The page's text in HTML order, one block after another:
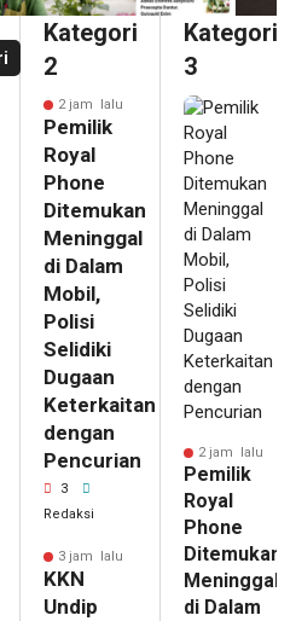
Kategori
2
2 jam lalu
Pemilik
Royal
Phone
Ditemukan
Meninggal
di Dalam
Mobil,
Polisi
Selidiki
Dugaan
Keterkaitan
dengan
Pencurian
3
Redaksi
3 jam lalu
KKN
Undip
Kategori
3
2 jam lalu
Pemilik
Royal
Phone
Ditemukan
Meninggal
di Dalam